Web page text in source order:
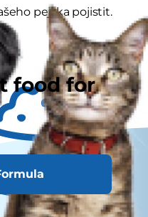
food for
pejska pojistit.